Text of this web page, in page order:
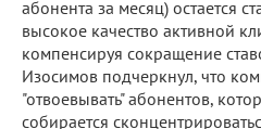
абонента за месяц) остается
высокое качество активной
компенсируя сокращение
Изосимов подчеркнул, что
"отвоевывать" абонентов,
собирается